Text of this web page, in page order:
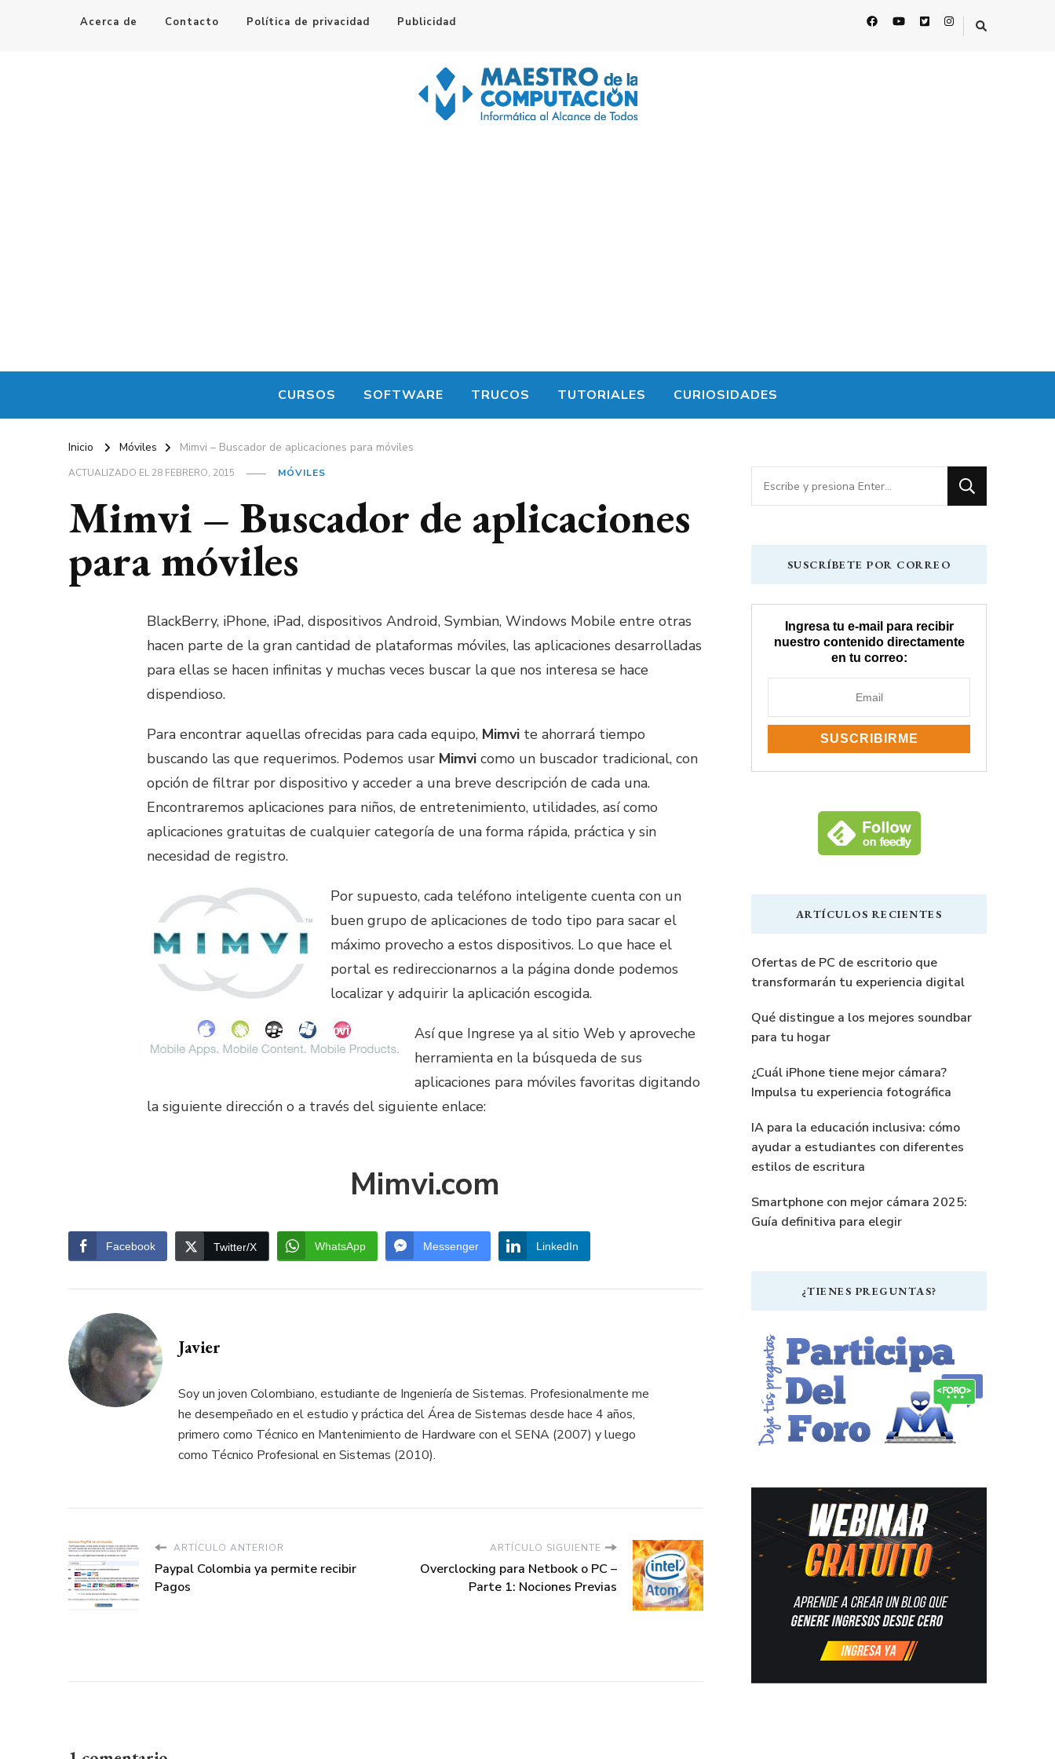
Acerca de Contacto Política de privacidad Publicidad
CURSOS SOFTWARE TRUCOS TUTORIALES CURIOSIDADES
Inicio Móviles Mimvi – Buscador de aplicaciones para móviles
ACTUALIZADO EL28 FEBRERO, 2015 MÓVILES
Mimvi – Buscador de aplicaciones
para móviles
BlackBerry, iPhone, iPad, dispositivos Android, Symbian, Windows Mobile entre otras
hacen parte de la gran cantidad de plataformas móviles, las aplicaciones desarrolladas
para ellas se hacen infinitas y muchas veces buscar la que nos interesa se hace
dispendioso.
Para encontrar aquellas ofrecidas para cada equipo, Mimvi te ahorrará tiempo
buscando las que requerimos. Podemos usar Mimvi como un buscador tradicional, con
opción de filtrar por dispositivo y acceder a una breve descripción de cada una.
Encontraremos aplicaciones para niños, de entretenimiento, utilidades, así como
aplicaciones gratuitas de cualquier categoría de una forma rápida, práctica y sin
necesidad de registro.
Por supuesto, cada teléfono inteligente cuenta con un
buen grupo de aplicaciones de todo tipo para sacar el
máximo provecho a estos dispositivos. Lo que hace el
portal es redireccionarnos a la página donde podemos
localizar y adquirir la aplicación escogida.
Así que Ingrese ya al sitio Web y aproveche
herramienta en la búsqueda de sus
aplicaciones para móviles favoritas digitando
la siguiente dirección o a través del siguiente enlace:
Mimvi.com
Facebook Twitter/X WhatsApp Messenger LinkedIn
Javier
Soy un joven Colombiano, estudiante de Ingeniería de Sistemas. Profesionalmente me
he desempeñado en el estudio y práctica del Área de Sistemas desde hace 4 años,
primero como Técnico en Mantenimiento de Hardware con el SENA (2007) y luego
como Técnico Profesional en Sistemas (2010).
ARTÍCULO ANTERIOR
Paypal Colombia ya permite recibir
Pagos
ARTÍCULO SIGUIENTE
Overclocking para Netbook o PC –
Parte 1: Nociones Previas
¿Buscas
algo?
SUSCRÍBETE POR CORREO
Ingresa tu e-mail para recibir
nuestro contenido directamente
en tu correo:
ARTÍCULOS RECIENTES
Ofertas de PC de escritorio que
transformarán tu experiencia digital
Qué distingue a los mejores soundbar
para tu hogar
¿Cuál iPhone tiene mejor cámara?
Impulsa tu experiencia fotográfica
IA para la educación inclusiva: cómo
ayudar a estudiantes con diferentes
estilos de escritura
Smartphone con mejor cámara 2025:
Guía definitiva para elegir
¿TIENES PREGUNTAS?